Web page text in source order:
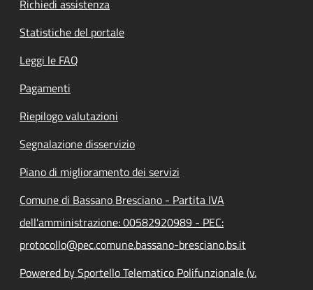
Richiedi assistenza
Statistiche del portale
Leggi le FAQ
Pagamenti
Riepilogo valutazioni
Segnalazione disservizio
Piano di miglioramento dei servizi
Comune di Bassano Bresciano - Partita IVA
dell'amministrazione: 00582920989 - PEC:
protocollo@pec.comune.bassano-bresciano.bs.it
Powered by Sportello Telematico Polifunzionale (v.